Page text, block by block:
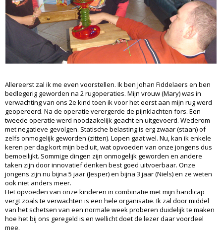
Allereerst zal ik me even voorstellen. Ik ben Johan Fiddelaers en ben
bedlegerig geworden na 2 rugoperaties. Mijn vrouw (Mary) was in
verwachting van ons 2e kind toen ik voor het eerst aan mijn rug werd
geopereerd. Na de operatie verergerde de pijnklachten fors. Een
tweede operatie werd noodzakelijk geacht en uitgevoerd. Wederom
met negatieve gevolgen. Statische belasting is erg zwaar (staan) of
zelfs onmogelijk geworden (zitten). Lopen gaat wel. Nu, kan ik enkele
keren per dag kort mijn bed uit, wat opvoeden van onze jongens dus
bemoeilijkt. Sommige dingen zijn onmogelijk geworden en andere
taken zijn door innovatief denken best goed uitvoerbaar. Onze
jongens zijn nu bijna 5 jaar (Jesper) en bijna 3 jaar (Niels) en ze weten
ook niet anders meer.
Het opvoeden van onze kinderen in combinatie met mijn handicap
vergt zoals te verwachten is een hele organisatie. Ik zal door middel
van het schetsen van een normale week proberen duidelijk te maken
hoe het bij ons geregeld is en wellicht doet de lezer daar voordeel
mee.